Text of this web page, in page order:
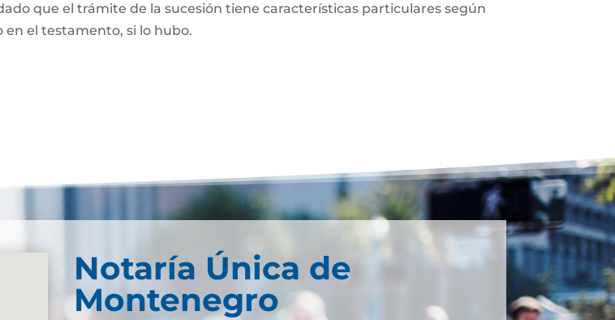
que el trámite de la sucesión tiene características particulares según
en el testamento, si lo hubo.
Notaría Única de
Montenegro